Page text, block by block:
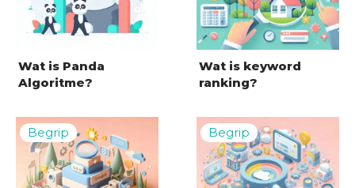
Wat is Panda
Algoritme?
Wat is keyword
ranking?